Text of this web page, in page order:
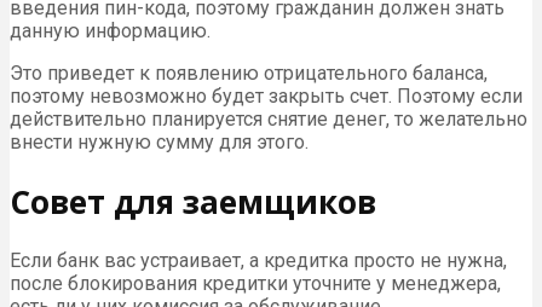
введения пин-кода, поэтому гражданин должен знать
данную информацию.
Это приведет к появлению отрицательного баланса,
поэтому невозможно будет закрыть счет. Поэтому если
действительно планируется снятие денег, то желательно
внести нужную сумму для этого.
Совет для заемщиков
Если банк вас устраивает, а кредитка просто не нужна,
после блокирования кредитки уточните у менеджера,